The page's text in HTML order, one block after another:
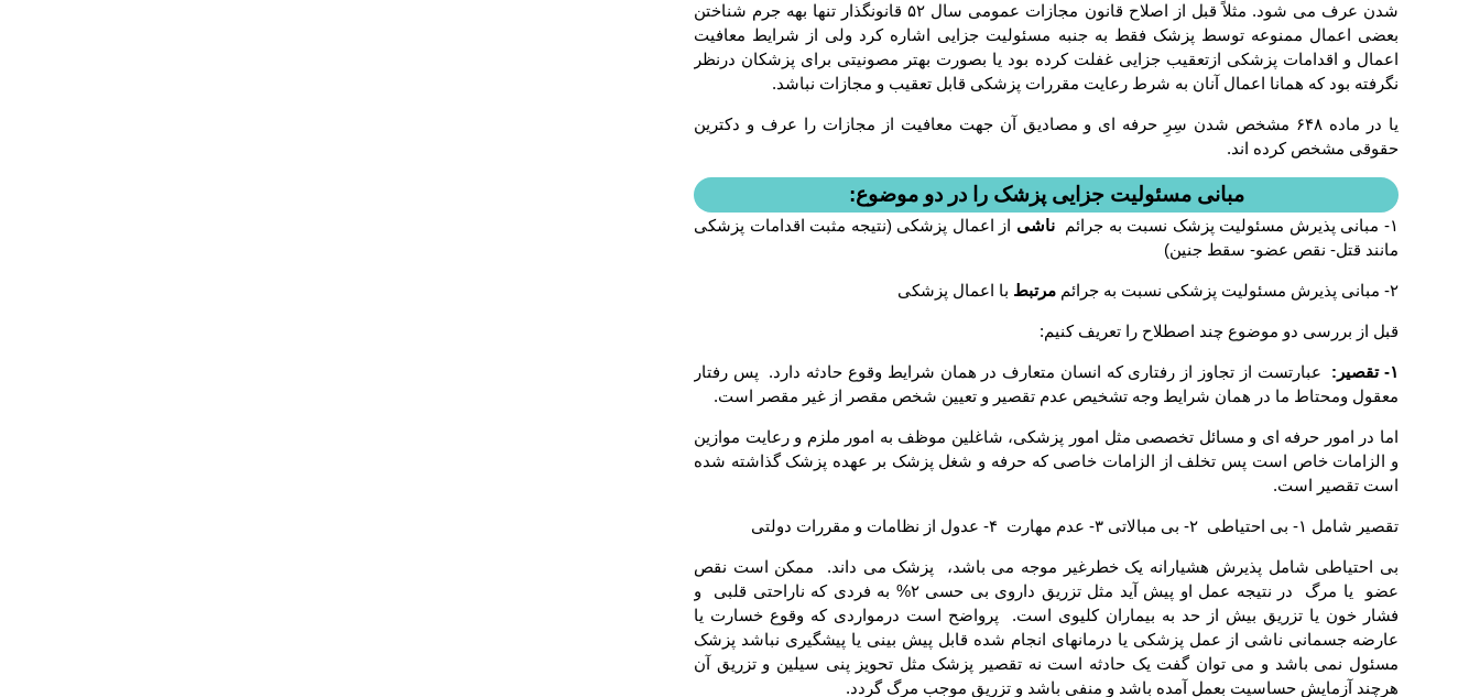
شدن عرف می شود. مثلاً قبل از اصلاح قانون مجازات عمومی سال ۵۲ قانونگذار تنها بهه جرم شناختن
بعضی اعمال ممنوعه توسط پزشک فقط به جنبه مسئولیت جزایی اشاره کرد ولی از شرایط معافیت
اعمال و اقدامات پزشکی ازتعقیب جزایی غفلت کرده بود یا بصورت بهتر مصونیتی برای پزشکان درنظر
نگرفته بود که همانا اعمال آنان به شرط رعایت مقررات پزشکی قابل تعقیب و مجازات نباشد.
یا در ماده ۶۴۸ مشخص شدن سِرِ حرفه ای و مصادیق آن جهت معافیت از مجازات را عرف و دکترین
حقوقی مشخص کرده اند.
مبانی مسئولیت جزایی پزشک را در دو موضوع:
۱- مبانی پذیرش مسئولیت پزشک نسبت به جرائم ناشی از اعمال پزشکی (نتیجه مثبت اقدامات پزشکی
مانند قتل- نقص عضو- سقط جنین)
۲- مبانی پذیرش مسئولیت پزشکی نسبت به جرائم مرتبط با اعمال پزشکی
قبل از بررسی دو موضوع چند اصطلاح را تعریف کنیم:
۱- تقصیر:
عبارتست از تجاوز از رفتاری که انسان متعارف در همان شرایط وقوع حادثه دارد. پس رفتار
معقول ومحتاط ما در همان شرایط وجه تشخیص عدم تقصیر و تعیین شخص مقصر از غیر مقصر است.
اما در امور حرفه ای و مسائل تخصصی مثل امور پزشکی، شاغلین موظف به امور ملزم و رعایت موازین
و الزامات خاص است پس تخلف از الزامات خاصی که حرفه و شغل پزشک بر عهده پزشک گذاشته شده
است تقصیر است.
تقصیر شامل ۱- بی احتیاطی ۲- بی مبالاتی ۳- عدم مهارت ۴- عدول از نظامات و مقررات دولتی
بی احتیاطی شامل پذیرش هشیارانه یک خطرغیر موجه می باشد، پزشک می داند. ممکن است نقص
عضو یا مرگ در نتیجه عمل او پیش آید مثل تزریق داروی بی حسی ۲% به فردی که ناراحتی قلبی و
فشار خون یا تزریق بیش از حد به بیماران کلیوی است. پرواضح است درمواردی که وقوع خسارت یا
عارضه جسمانی ناشی از عمل پزشکی یا درمانهای انجام شده قابل پیش بینی یا پیشگیری نباشد پزشک
مسئول نمی باشد و می توان گفت یک حادثه است نه تقصیر پزشک مثل تحویز پنی سیلین و تزریق آن
هرچند آزمایش حساسیت بعمل آمده باشد و منفی باشد و تزریق موجب مرگ گردد.